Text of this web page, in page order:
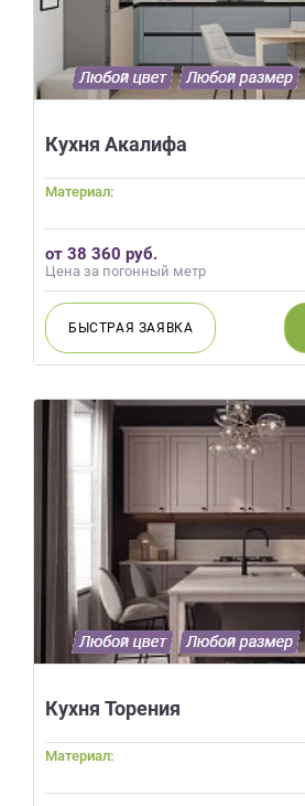
Кухня Акалифа
Материал:
от 38 360 руб.
Цена за погонный метр
БЫСТРАЯ ЗАЯВКА
Кухня Торения
Материал: